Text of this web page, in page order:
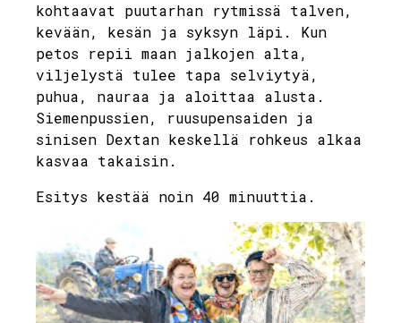
kohtaavat puutarhan rytmissä talven,
kevään, kesän ja syksyn läpi. Kun
petos repii maan jalkojen alta,
viljelystä tulee tapa selviytyä,
puhua, nauraa ja aloittaa alusta.
Siemenpussien, ruusupensaiden ja
sinisen Dextan keskellä rohkeus alkaa
kasvaa takaisin.
Esitys kestää noin 40 minuuttia.